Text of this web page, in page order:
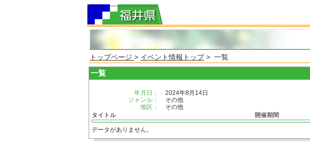
トップページ > イベント情報トップ> 一覧
一覧
年月日：
2024年8月14日
ジャンル：
その他
地区：
その他
タイトル
開催期間
データがありません。